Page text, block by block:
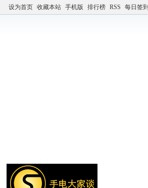
设为首页 收藏本站 手机版 排行榜 RSS 每日签到